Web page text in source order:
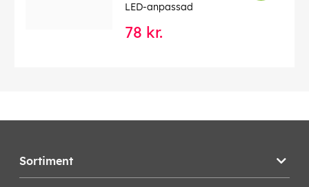
LED-anpassad
78 kr.
Sortiment